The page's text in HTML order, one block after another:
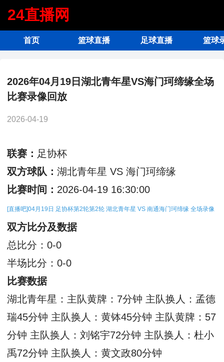
24直播网
首页 篮球直播 足球直播 篮球
2026年04月19日湖北青年星VS海门珂缔缘全场
比赛录像回放
2026-04-19
联赛： 足协杯
双方球队： 湖北青年星 VS 海门珂缔缘
比赛时间： 2026-04-19 16:30:00
[直播吧]04月19日 足协杯第2轮第2轮 湖北青年星 VS 南通海门珂缔缘 全场录像
双方比分及数据
总比分：0-0
半场比分：0-0
比赛数据
湖北青年星：主队黄牌：7分钟 主队换人：孟德
瑞45分钟 主队换人：黄钵45分钟 主队黄牌：57
分钟 主队换人：刘铭宇72分钟 主队换人：杜小
禹72分钟 主队换人：黄文政80分钟